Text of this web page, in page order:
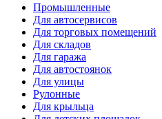
Промышленные
Для автосервисов
Для торговых помещений
Для складов
Для гаража
Для автостоянок
Для улицы
Рулонные
Для крыльца